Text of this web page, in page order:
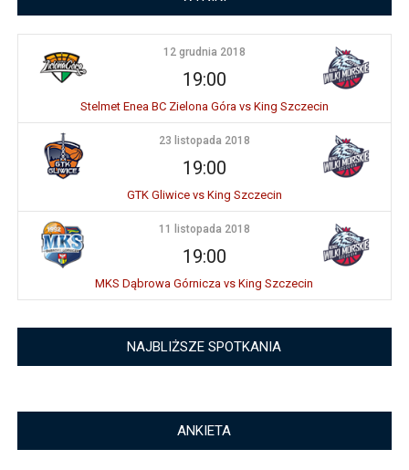
12 grudnia 2018
19:00
Stelmet Enea BC Zielona Góra vs King Szczecin
23 listopada 2018
19:00
GTK Gliwice vs King Szczecin
11 listopada 2018
19:00
MKS Dąbrowa Górnicza vs King Szczecin
NAJBLIŻSZE SPOTKANIA
ANKIETA